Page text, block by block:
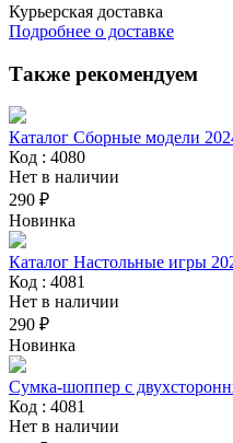
Курьерская доставка
Подробнее о доставке
Также рекомендуем
Каталог Сборные модели
Код : 4080
Нет в наличии
290 ₽
Новинка
Каталог Настольные игры
Код : 4081
Нет в наличии
290 ₽
Новинка
Сумка-шоппер с
Код : 4081
Нет в наличии